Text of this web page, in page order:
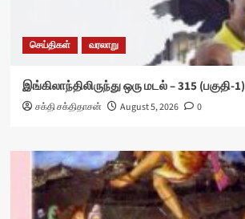
செய்திகள் வரலாறு
இங்கிலாந்திலிருந்து ஒரு மடல் – 315 (பகுதி-1)
சக்தி சக்திதாசன் August 5, 2026 0